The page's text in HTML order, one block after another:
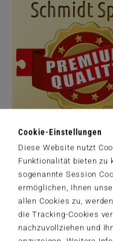
Cookie-Einstellungen
Diese Website nutzt
Funktionalität bieten zu
sogenannte Session
ermöglichen, Ihnen
allen Cookies zu,
die Tracking-Cookies
nachzuvollziehen und
Artikelnummer: 59771
© 2024 Angelo Bonito.
Der Schmidt-